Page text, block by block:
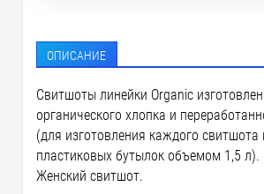
ОПИСАНИЕ
Свитшоты линейки Organic
органического хлопка и
(для изготовления каждого свитшота
пластиковых бутылок объемом 1,5 л).
Женский свитшот.